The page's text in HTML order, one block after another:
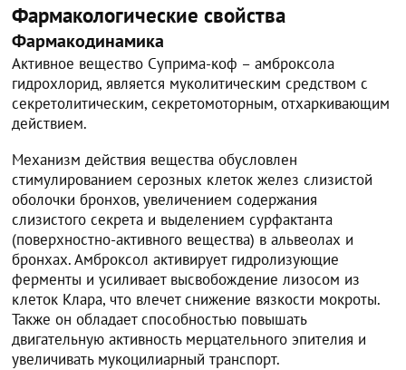
Фармакологические свойства
Фармакодинамика
Активное вещество Суприма-коф – амброксола
гидрохлорид, является муколитическим средством с
секретолитическим, секретомоторным, отхаркивающим
действием.
Механизм действия вещества обусловлен
стимулированием серозных клеток желез слизистой
оболочки бронхов, увеличением содержания
слизистого секрета и выделением сурфактанта
(поверхностно-активного вещества) в альвеолах и
бронхах. Амброксол активирует гидролизующие
ферменты и усиливает высвобождение лизосом из
клеток Клара, что влечет снижение вязкости мокроты.
Также он обладает способностью повышать
двигательную активность мерцательного эпителия и
увеличивать мукоцилиарный транспорт.